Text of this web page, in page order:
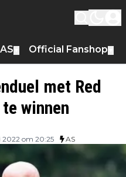
AS Official Fanshop
met Red
winnen
2022 om 20:25 AS